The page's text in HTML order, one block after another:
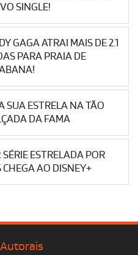
SINGLE!
GAGA ATRAI MAIS DE 2.1
PARA PRAIA DE
SUA ESTRELA NA TÃO
DA FAMA
ESTRELADA POR
AO DISNEY+